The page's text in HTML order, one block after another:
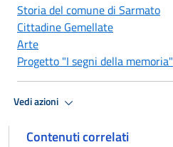
Storia del comune di Sarmato
Cittadine Gemellate
Arte
Progetto "I segni della memoria"
Vedi azioni
Contenuti correlati